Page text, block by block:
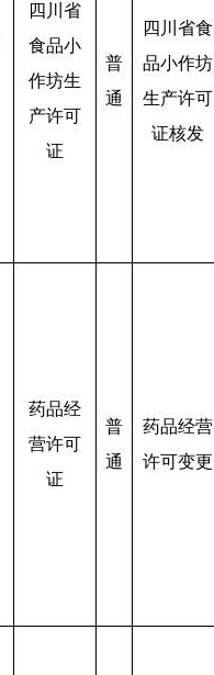
四川省
食品小
作坊生
产许可
证
普
通
四川省食
品小作坊
生产许可
证核发
药品经
营许可
证
普
通
药品经营
许可变更